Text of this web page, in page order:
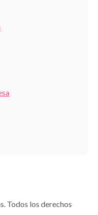
Todos los derechos